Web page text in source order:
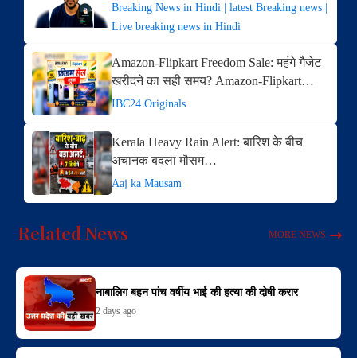
Breaking News in Hindi | latest Breaking news |
Live breaking news in Hindi
Amazon-Flipkart Freedom Sale: महंगे गैजेट
खरीदने का सही समय? Amazon-Flipkart…
IBC24 Originals
Kerala Heavy Rain Alert: बारिश के बीच
अचानक बदला मौसम…
Aaj ka Mausam
Related News MORE NEWS
नाबालिग बहन पांच वर्षीय भाई की हत्या की दोषी करार
2 days ago